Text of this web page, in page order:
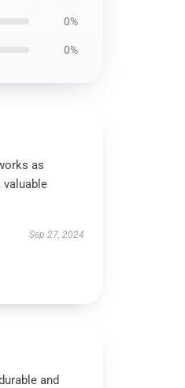
0%
0%
as
valuable
Sep 27, 2024
and